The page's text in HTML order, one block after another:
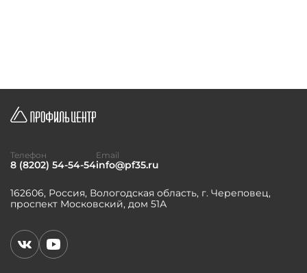
162606, Россия, Вологодская область, г. Череповец,
проспект Московский, дом 51А
Телефон
8 (8202) 54-54-54
Email
info@pf35.ru